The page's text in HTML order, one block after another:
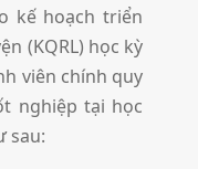
kế hoạch triển
(KQRL) học kỳ
viên chính quy
nghiệp tại học
sau: